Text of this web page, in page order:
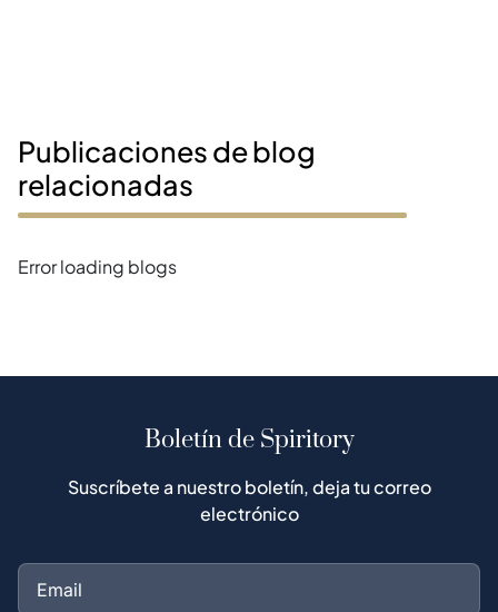
Publicaciones de blog
relacionadas
Error loading blogs
Boletín de Spiritory
Suscríbete a nuestro boletín, deja tu correo
electrónico